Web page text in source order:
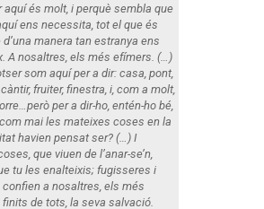
aquí és molt, i perquè sembla que
ens necessita, tot el que és
manera tan estranya ens
A nosaltres, els més efímers. (…)
som aquí per a dir: casa, pont,
fruiter, finestra, i, com a molt,
per a dir-ho, entén-ho bé,
mai les mateixes coses en la
havien pensat ser? (…) I
que viuen de l’anar-se’n,
tu les enalteixis; fugisseres i
a nosaltres, els més
de tots, la seva salvació.